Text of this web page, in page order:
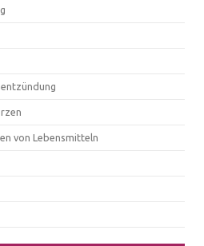
von Lebensmitteln